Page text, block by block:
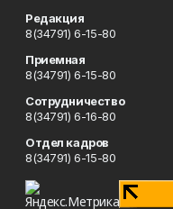
Редакция
8(34791) 6-15-80
Приемная
8(34791) 6-15-80
Сотрудничество
8(34791) 6-16-80
Отдел кадров
8(34791) 6-15-80